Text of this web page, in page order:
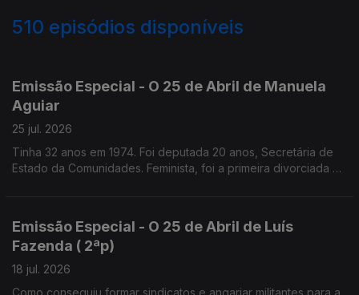
510 episódios disponíveis
Emissão Especial - O 25 de Abril de Manuela
Aguiar
25 jul. 2026
Tinha 32 anos em 1974. Foi deputada 20 anos, Secretária de
Estado da Comunidades. Feminista, foi a primeira divorciada na
Emissão Especial - O 25 de Abril de Luís
Fazenda ( 2ªp)
18 jul. 2026
Como conseguiu formar sindicatos e angariar militantes para a